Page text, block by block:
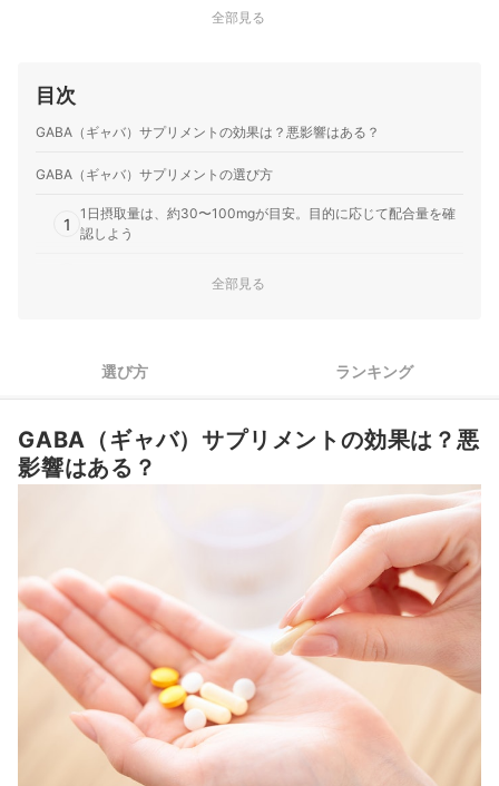
全部見る
目次
GABA（ギャバ）サプリメントの効果は？悪影響はある？
GABA（ギャバ）サプリメントの選び方
1
1日摂取量は、約30〜100mgが目安。目的に応じて配合量を確
認しよう
効果を重視したいなら、機能性表示食品を要チェック
好みに合わせて、形状を決めよう
5 余分な成分を避けたい人は、無添加タイプが候補に
GABA（ギャバ）サプリメント全20商品おすすめ人気ランキング
疲労回復したいなら、リカバリーウェアも要チェック
GABA（ギャバ）サプリメントの売れ筋ランキングもチェック！
全部見る
選び方 ランキング
GABA（ギャバ）サプリメントの効果は？悪
影響はある？